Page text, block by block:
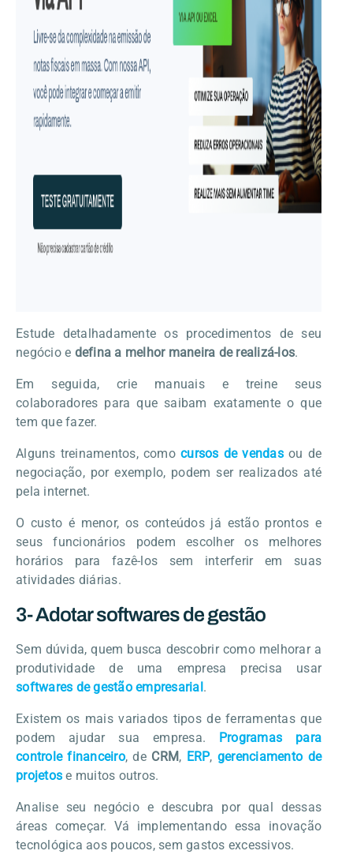
Estude detalhadamente os procedimentos de seu
negócio e defina a melhor maneira de realizá-los.
Em seguida, crie manuais e treine seus
colaboradores para que saibam exatamente o que
tem que fazer.
Alguns treinamentos, comocursos de vendasou de
negociação, por exemplo, podem ser realizados até
pela internet.
O custo é menor, os conteúdos já estão prontos e
seus funcionários podem escolher os melhores
horários para fazê-los sem interferir em suas
atividades diárias.
3- Adotar softwares de gestão
Sem dúvida, quem busca descobrir como melhorar a
produtividade de uma empresa precisa usar
softwares de gestão empresarial.
Existem os mais variados tipos de ferramentas que
podem ajudar sua empresa. Programas para
controle financeiro, de CRM, ERP, gerenciamento de
projetos e muitos outros.
Analise seu negócio e descubra por qual dessas
áreas começar. Vá implementando essa inovação
tecnológica aos poucos, sem gastos excessivos.